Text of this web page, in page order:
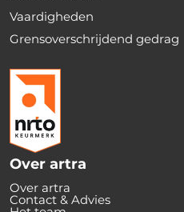
Vaardigheden
Grensoverschrijdend gedrag
Over artra
Over artra
Contact & Advies